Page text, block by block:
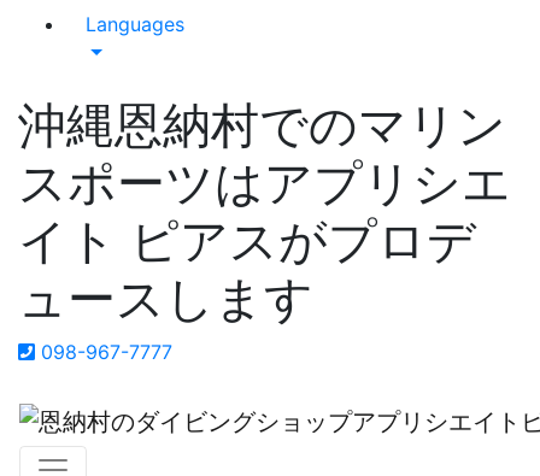
Languages
沖縄恩納村でのマリン
スポーツはアプリシエ
イト ピアスがプロデ
ュースします
098-967-7777